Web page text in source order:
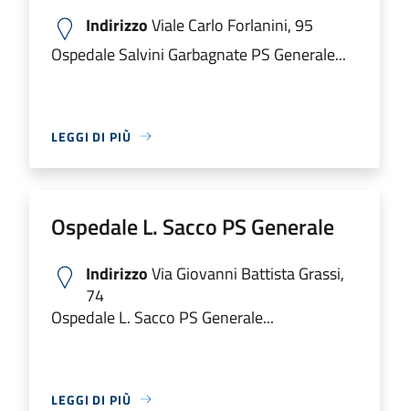
IndirizzoViale Carlo Forlanini, 95
Ospedale Salvini Garbagnate PS Generale...
LEGGI DI PIÙ
Ospedale L. Sacco PS Generale
IndirizzoVia Giovanni Battista Grassi,
74
Ospedale L. Sacco PS Generale...
LEGGI DI PIÙ